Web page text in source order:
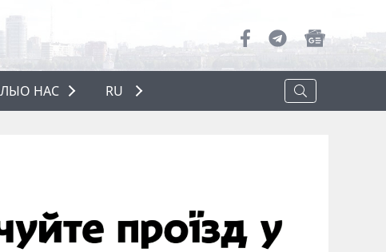
О НАС
О НАС
RU